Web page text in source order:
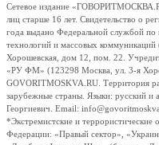
Сетевое издание
лиц старше 16 лет. Свидетельство о
года выдано Федеральной службой по
технологий и массовых
Хорошевская, дом 12, пом. 22.
«РУ ФМ» (123298 Москва, ул. 3-я
GOVORITMOSKVA.RU. Территория
зарубежные страны. Языки: русский и
Георгиевич. Email:
*Экстремистские и террористические
Федерации: «Правый сектор»,